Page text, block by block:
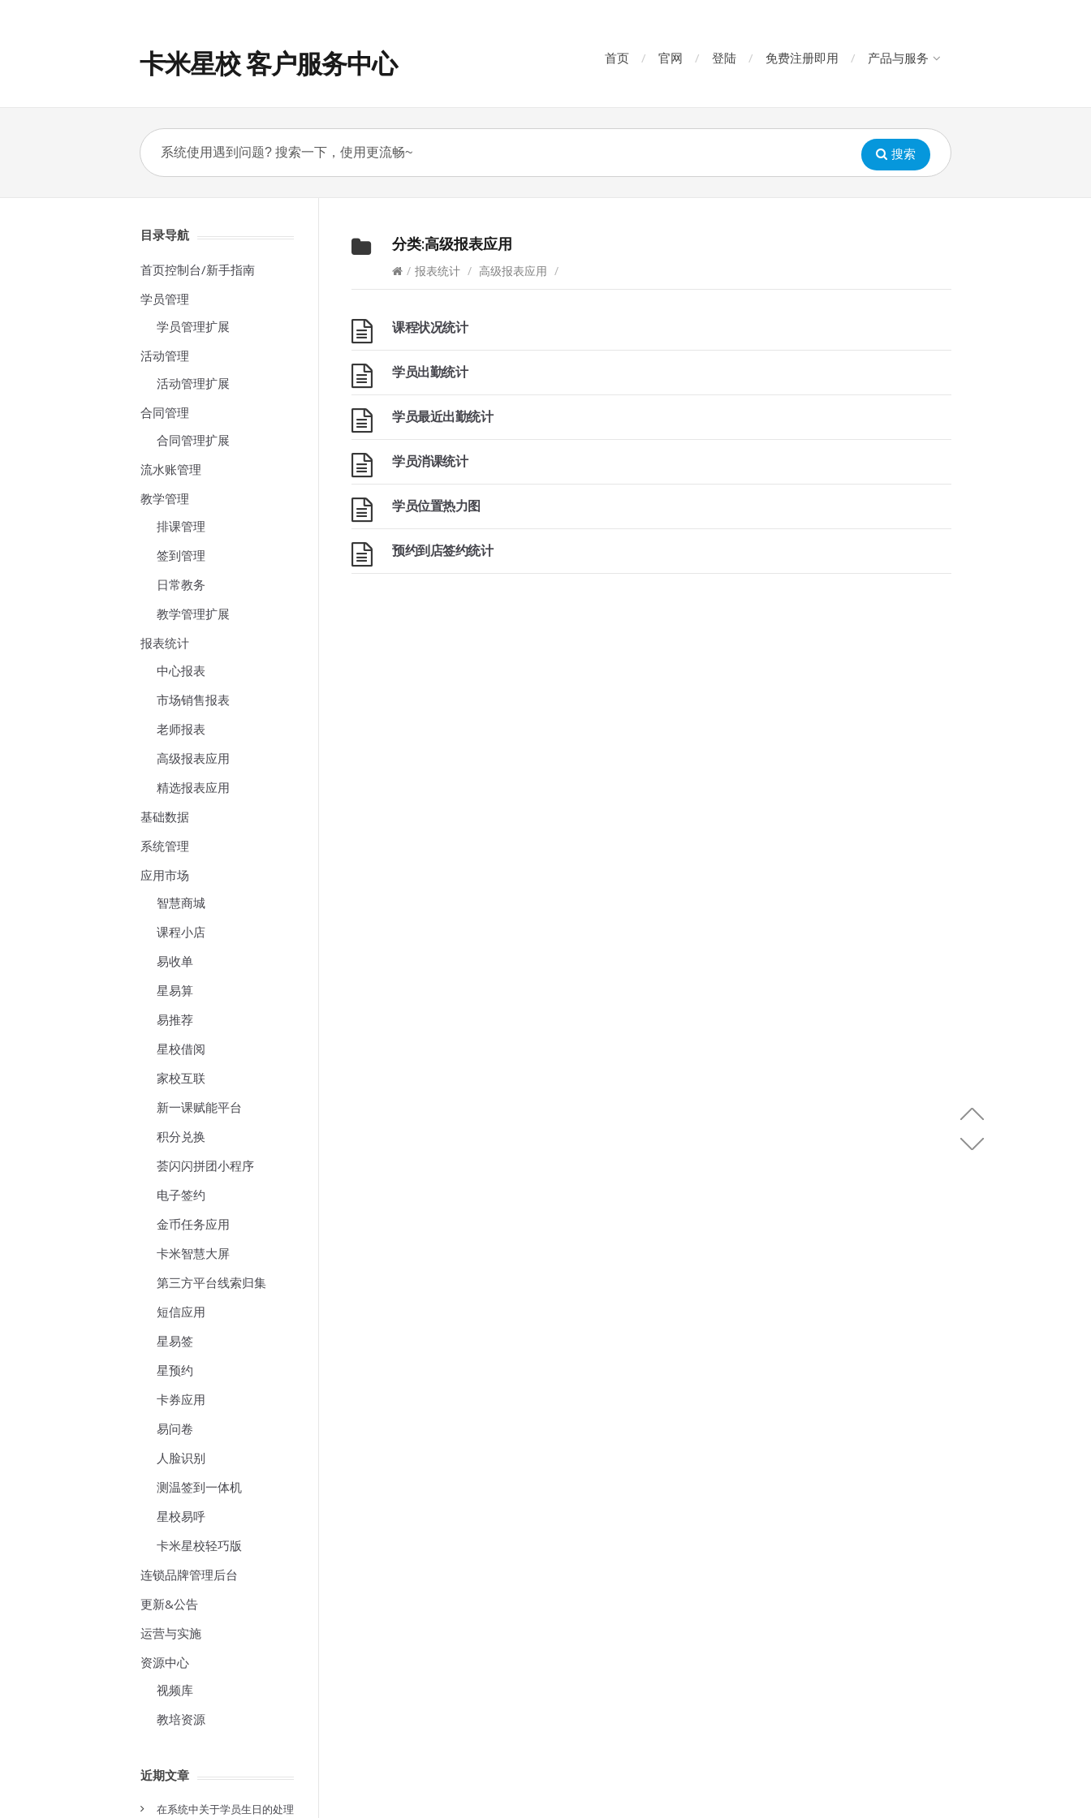
卡米星校 客户服务中心 首页 官网 登陆 免费注册即用 产品与服务
搜索
分类:高级报表应用
/ 报表统计 / 高级报表应用 /
课程状况统计
学员出勤统计
学员最近出勤统计
学员消课统计
学员位置热力图
预约到店签约统计
目录导航
首页控制台/新手指南
学员管理
学员管理扩展
活动管理
活动管理扩展
合同管理
合同管理扩展
流水账管理
教学管理
排课管理
签到管理
日常教务
教学管理扩展
报表统计
中心报表
市场销售报表
老师报表
高级报表应用
精选报表应用
基础数据
系统管理
应用市场
智慧商城
课程小店
易收单
星易算
易推荐
星校借阅
家校互联
新一课赋能平台
积分兑换
荟闪闪拼团小程序
电子签约
金币任务应用
卡米智慧大屏
第三方平台线索归集
短信应用
星易签
星预约
卡券应用
易问卷
人脸识别
测温签到一体机
星校易呼
卡米星校轻巧版
连锁品牌管理后台
更新&公告
运营与实施
资源中心
视频库
教培资源
近期文章
在系统中关于学员生日的处理